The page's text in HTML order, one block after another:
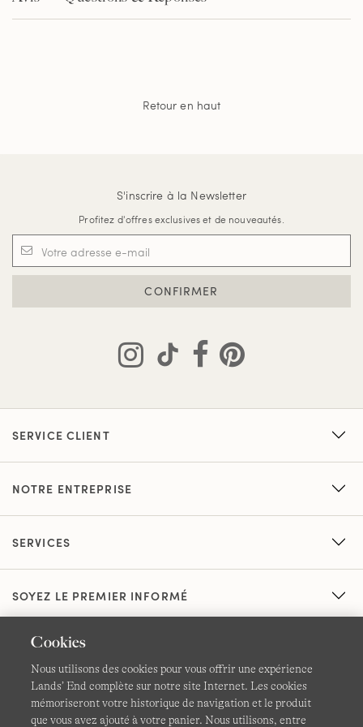
Retour en haut
S'inscrire à la Newsletter
Profitez d'offres exclusives et de nouveautés.
CONFIRMER
SERVICE CLIENT
NOTRE ENTREPRISE
SERVICES
SOYEZ LE PREMIER INFORMÉ
Cookies
Nous utilisons des cookies pour vous offrir une expérience
Lands’ End complète sur notre site Internet. Les cookies
mémoriseront votre historique de navigation et le produit
que vous avez ajouté à votre panier. Nous utilisons, entre